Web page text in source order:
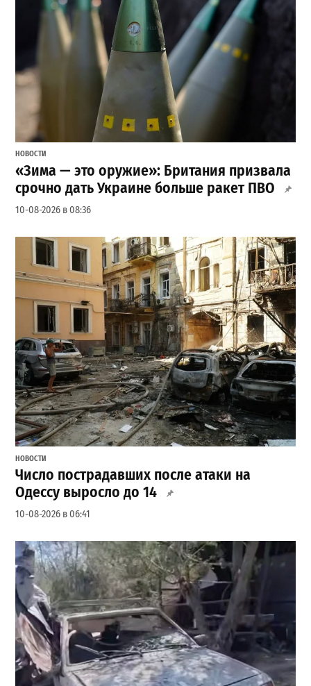
НОВОСТИ
«Зима — это оружие»: Британия призвала
срочно дать Украине больше ракет ПВО
10-08-2026 в 08:36
НОВОСТИ
Число пострадавших после атаки на
Одессу выросло до 14
10-08-2026 в 06:41